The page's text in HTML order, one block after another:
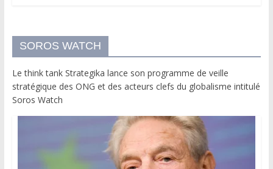
SOROS WATCH
Le think tank Strategika lance son programme de veille
stratégique des ONG et des acteurs clefs du globalisme intitulé
Soros Watch